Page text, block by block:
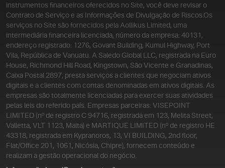
instrumentos financeiros oferecidos no Site, você deve revisar o
Contrato de Serviço e as Informações de Divulgação de Riscos.Os
serviços no Site são fornecidos pela Aollikus Limited, uma
intermediária financeira licenciada, número da empresa: 40131,
endereço registrado: 1276, Govant Building, Kumul Highway, Port
Vila, República de Vanuatu. A Saledo Global LLC, registrada na Euro
House, Richmond Hill Road, Kingstown, São Vicente e Granadinas,
Caixa Postal 2897, presta serviços a clientes que negociam ativos
digitais e a clientes com contas denominadas em ativos digitais. As
empresas são totalmente licenciadas para exercer suas atividades
pelas leis do referido país. Empresas parceiras: VISEPOINT
LIMITED (nº de registro C 94716, registrada em 123, Melita Street,
Valletta, VLT 1123, Malta) e MARTIQUE LIMITED (nº de registro HE
43318, registrada em Kypranoros, 13, VI BUILDING, 2nd floor,
Flat/Office 201, 1061, Nicósia, Chipre), fornecem conteúdo e
realizam a gestão operacional do negócio.